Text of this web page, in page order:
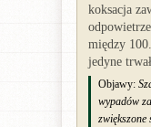
koksacja
między
jedyne
Objawy:
wypadów
zwiększone